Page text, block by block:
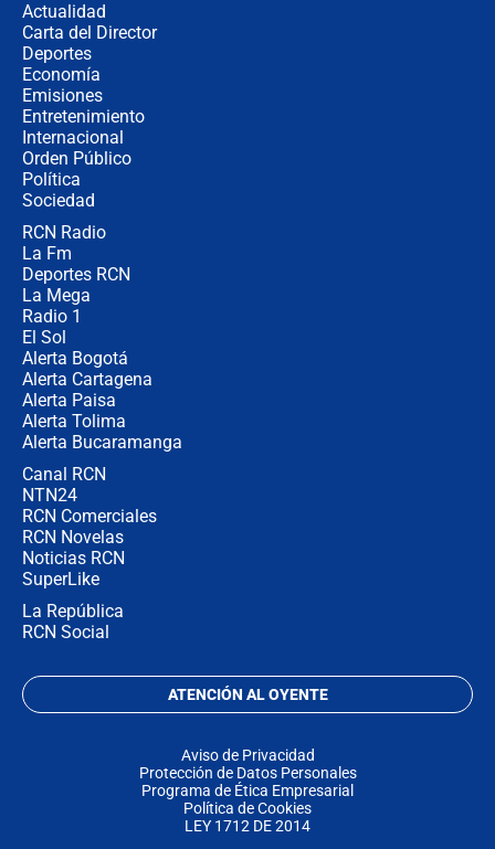
Actualidad
Carta del Director
Deportes
Economía
Emisiones
Entretenimiento
Internacional
Orden Público
Política
Sociedad
RCN Radio
La Fm
Deportes RCN
La Mega
Radio 1
El Sol
Alerta Bogotá
Alerta Cartagena
Alerta Paisa
Alerta Tolima
Alerta Bucaramanga
Canal RCN
NTN24
RCN Comerciales
RCN Novelas
Noticias RCN
SuperLike
La República
RCN Social
ATENCIÓN AL OYENTE
Aviso de Privacidad
Protección de Datos Personales
Programa de Ética Empresarial
Política de Cookies
LEY 1712 DE 2014